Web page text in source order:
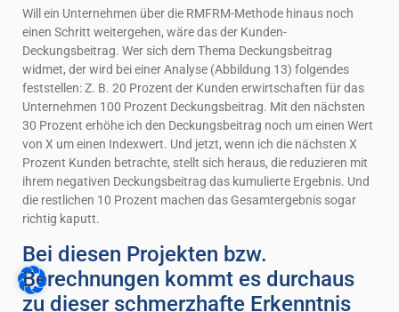
Will ein Unternehmen über die RMFRM-Methode hinaus noch
einen Schritt weitergehen, wäre das der Kunden-
Deckungsbeitrag. Wer sich dem Thema Deckungsbeitrag
widmet, der wird bei einer Analyse (Abbildung 13) folgendes
feststellen: Z. B. 20 Prozent der Kunden erwirtschaften für das
Unternehmen 100 Prozent Deckungsbeitrag. Mit den nächsten
30 Prozent erhöhe ich den Deckungsbeitrag noch um einen Wert
von X um einen Indexwert. Und jetzt, wenn ich die nächsten X
Prozent Kunden betrachte, stellt sich heraus, die reduzieren mit
ihrem negativen Deckungsbeitrag das kumulierte Ergebnis. Und
die restlichen 10 Prozent machen das Gesamtergebnis sogar
richtig kaputt.
Bei diesen Projekten bzw.
Berechnungen kommt es durchaus
zu dieser schmerzhafte Erkenntnis